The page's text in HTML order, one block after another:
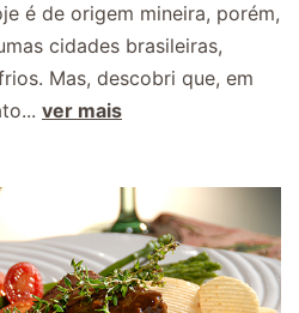
origem mineira, porém,
cidades brasileiras,
Mas, descobri que, em
ver mais